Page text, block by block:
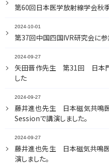
第60回日本医学放射線学会秋
2024-10-01
第37回中国四国IVR研究会に参
2024-09-27
矢田晋作先生 第31回 日本
した
2024-09-27
藤井進也先生 日本磁気共鳴
Sessionで講演しました。
2024-09-27
藤井進也先生 日本磁気共鳴医
演しました。